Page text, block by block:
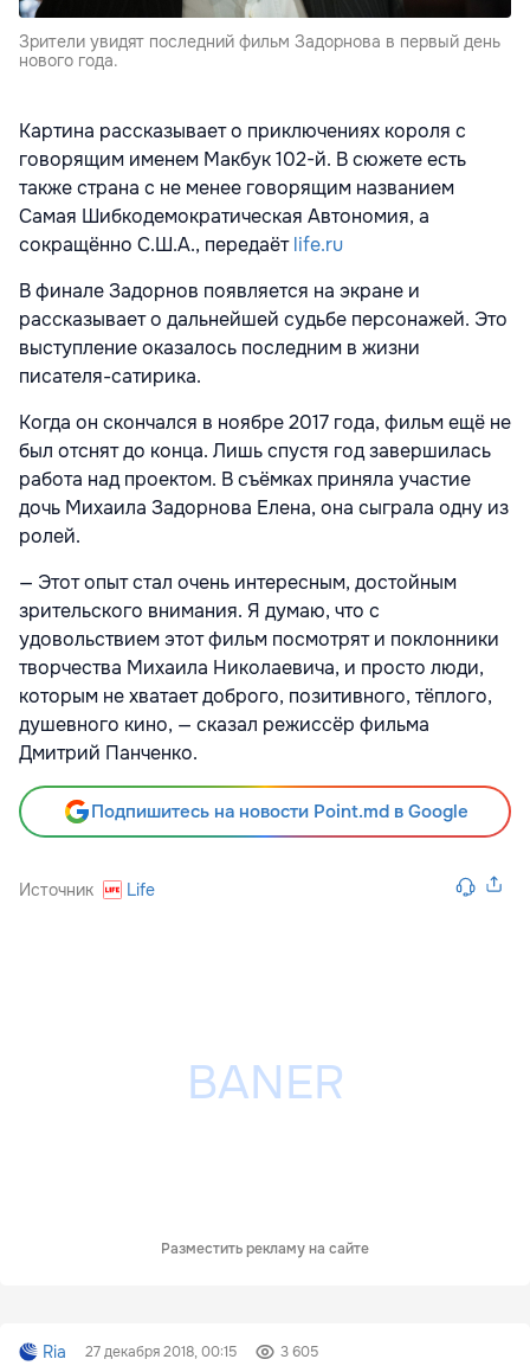
Зрители увидят последний фильм Задорнова в первый день
нового года.
Картина рассказывает о приключениях короля с
говорящим именем Макбук 102-й. В сюжете есть
также страна с не менее говорящим названием
Самая Шибкодемократическая Автономия, а
сокращённо С.Ш.А., передаётlife.ru
В финале Задорнов появляется на экране и
рассказывает о дальнейшей судьбе персонажей. Это
выступление оказалось последним в жизни
писателя-сатирика.
Когда он скончался в ноябре 2017 года, фильм ещё не
был отснят до конца. Лишь спустя год завершилась
работа над проектом. В съёмках приняла участие
дочь Михаила Задорнова Елена, она сыграла одну из
ролей.
— Этот опыт стал очень интересным, достойным
зрительского внимания. Я думаю, что с
удовольствием этот фильм посмотрят и поклонники
творчества Михаила Николаевича, и просто люди,
которым не хватает доброго, позитивного, тёплого,
душевного кино, — сказал режиссёр фильма
Дмитрий Панченко.
Подпишитесь на новости Point.md в Google
Источник Life
Разместить рекламу на сайте
Ria 27 декабря 2018, 00:15 3 605